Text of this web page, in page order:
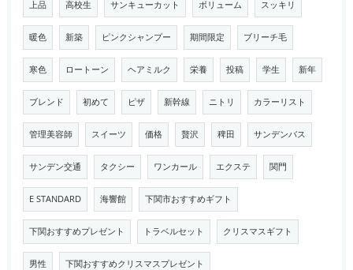
上品 高校生 サンキューカット ボリューム スッキリ
暖色 新築 ピンクシャンプー 期間限定 ブリーチ毛
寒色 ロートーン ヘアミルク 栄養 投稿 学生 新年
ブレンド 初めて ピザ 新幹線 ニトリ カラーリスト
管理美容師 スイーツ 価格 贅沢 稗田 サンデンバス
サンデン交通 タクシー ワンカール エクステ 関門
E STANDARD 海響館 下関市おすすめギフト
下関おすすめプレゼント トラベルセット クリスマスギフト
男性 下関おすすめクリスマスプレゼント